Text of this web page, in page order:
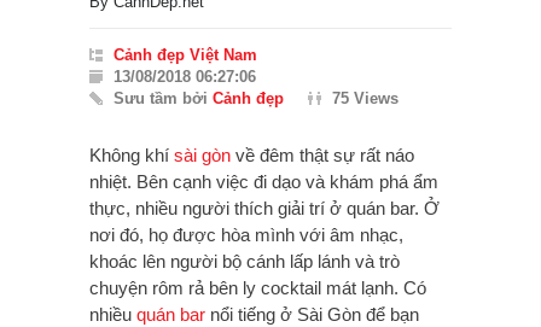
Cảnh đẹp Việt Nam
13/08/2018 06:27:06
Sưu tầm bởi Cảnh đẹp 75 Views
Không khí sài gòn về đêm thật sự rất náo
nhiệt. Bên cạnh việc đi dạo và khám phá ẩm
thực, nhiều người thích giải trí ở quán bar. Ở
nơi đó, họ được hòa mình với âm nhạc,
khoác lên người bộ cánh lấp lánh và trò
chuyện rôm rả bên ly cocktail mát lạnh. Có
nhiều quán bar nổi tiếng ở Sài Gòn để bạn